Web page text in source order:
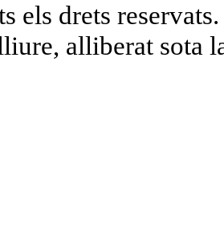
els drets
alliberat sota